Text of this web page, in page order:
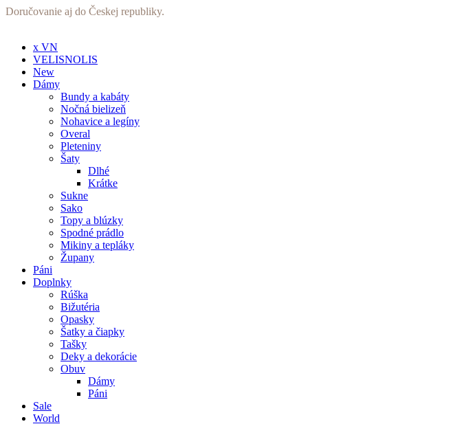
Preskočiť
Doručovanie aj do Českej republiky.
x VN
VELISNOLIS
New
Dámy
Bundy a kabáty
Nočná bielizeň
Nohavice a legíny
Overal
Pleteniny
Šaty
Dlhé
Krátke
Sukne
Sako
Topy a blúzky
Spodné prádlo
Mikiny a tepláky
Župany
Páni
Doplnky
Rúška
Bižutéria
Opasky
Šatky a čiapky
Tašky
Deky a dekorácie
Obuv
Dámy
Páni
Sale
World